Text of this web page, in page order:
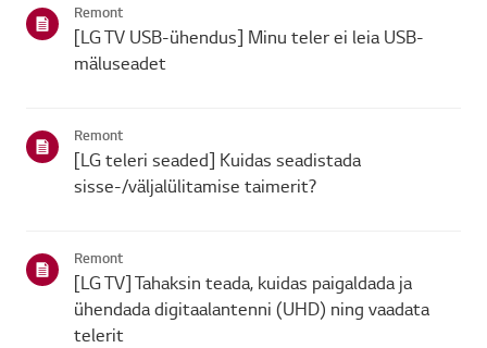
võiva...
Remont
[LG TV USB-ühendus] Minu teler ei leia USB-
mäluseadet
Remont
[LG teleri seaded] Kuidas seadistada
sisse-/väljalülitamise taimerit?
Remont
[LG TV] Tahaksin teada, kuidas paigaldada ja
ühendada digitaalantenni (UHD) ning vaadata
telerit